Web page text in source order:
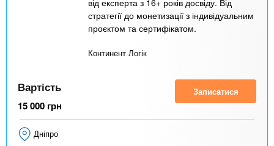
від експерта з 16+ років досвіду. Від
стратегії до монетизації з індивідуальним
проєктом та сертифікатом.
Континент Логік
Вартість
15 000 грн
Записатися
Дніпро